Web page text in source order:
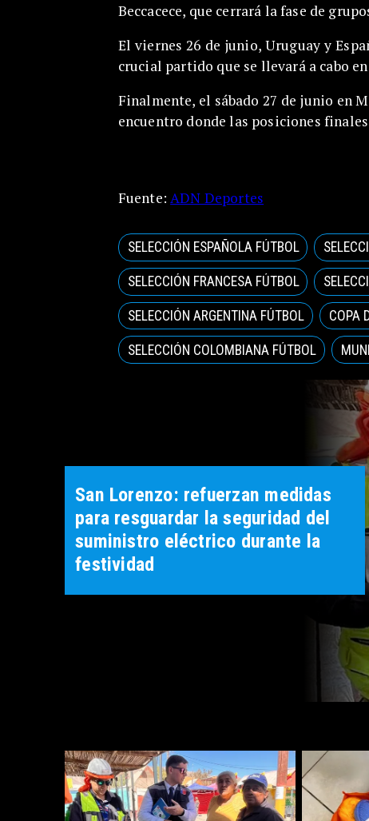
Beccacece, que cerrará la fase de
El viernes 26 de junio, Uruguay y
crucial partido que se llevará a cabo
Finalmente, el sábado 27 de junio en
encuentro donde las posiciones
Fuente:ADN Deportes
SELECCIÓN ESPAÑOLA FÚTBOL
SELECCIÓN FRANCESA FÚTBOL
SELECCIÓN ARGENTINA FÚTBOL COPA
SELECCIÓN COLOMBIANA FÚTBOL
San Lorenzo: refuerzan medidas
para resguardar la seguridad del
suministro eléctrico durante la
festividad